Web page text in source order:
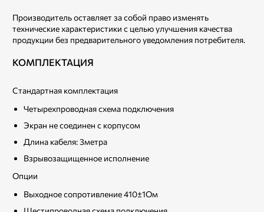
Производитель оставляет за собой право изменять
технические характеристики с целью улучшения качества
продукции без предварительного уведомления потребителя.
КОМПЛЕКТАЦИЯ
Стандартная комплектация
Четырехпроводная схема подключения
Экран не соединен с корпусом
Длина кабеля: 3метра
Взрывозащищенное исполнение
Опции
Выходное сопротивление 410±1Ом